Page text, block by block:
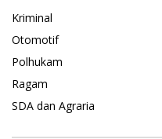
Kriminal
Otomotif
Polhukam
Ragam
SDA dan Agraria